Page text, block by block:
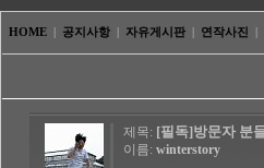
HOME 공지사항 자유게시판 연작사진
제목: [필독]방문자 분
이름: winterstory